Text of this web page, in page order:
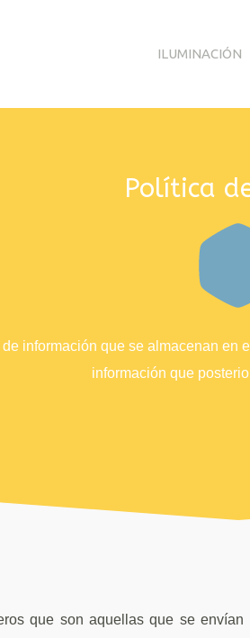
ILUMINACIÓN
Política
información que se almacenan
información que
que son aquellas que se